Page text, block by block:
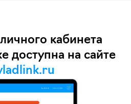
кабинета
доступна на сайте